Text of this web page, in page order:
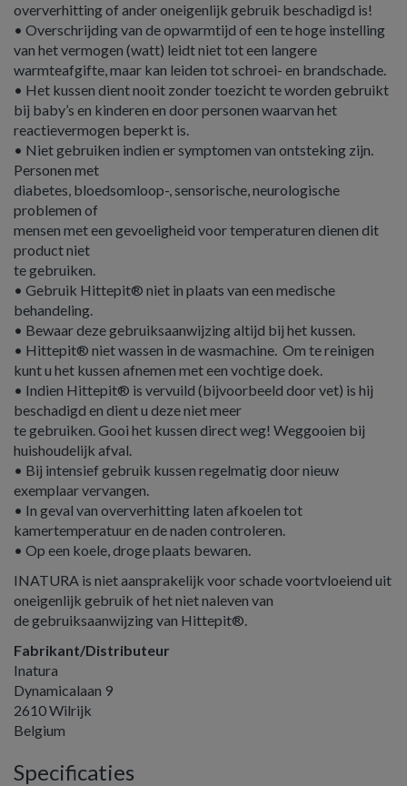
oververhitting of ander oneigenlijk gebruik beschadigd is!
• Overschrijding van de opwarmtijd of een te hoge instelling
van het vermogen (watt) leidt niet tot een langere
warmteafgifte, maar kan leiden tot schroei- en brandschade.
• Het kussen dient nooit zonder toezicht te worden gebruikt
bij baby’s en kinderen en door personen waarvan het
reactievermogen beperkt is.
• Niet gebruiken indien er symptomen van ontsteking zijn.
Personen met
diabetes, bloedsomloop-, sensorische, neurologische
problemen of
mensen met een gevoeligheid voor temperaturen dienen dit
product niet
te gebruiken.
• Gebruik Hittepit® niet in plaats van een medische
behandeling.
• Bewaar deze gebruiksaanwijzing altijd bij het kussen.
• Hittepit® niet wassen in de wasmachine. Om te reinigen
kunt u het kussen afnemen met een vochtige doek.
• Indien Hittepit® is vervuild (bijvoorbeeld door vet) is hij
beschadigd en dient u deze niet meer
te gebruiken. Gooi het kussen direct weg! Weggooien bij
huishoudelijk afval.
• Bij intensief gebruik kussen regelmatig door nieuw
exemplaar vervangen.
• In geval van oververhitting laten afkoelen tot
kamertemperatuur en de naden controleren.
• Op een koele, droge plaats bewaren.
INATURA is niet aansprakelijk voor schade voortvloeiend uit
oneigenlijk gebruik of het niet naleven van
de gebruiksaanwijzing van Hittepit®.
Fabrikant/Distributeur
Inatura
Dynamicalaan 9
2610 Wilrijk
Belgium
Specificaties